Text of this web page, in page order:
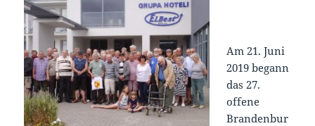
Am 21. Juni
2019 begann
das 27.
offene
Brandenbur